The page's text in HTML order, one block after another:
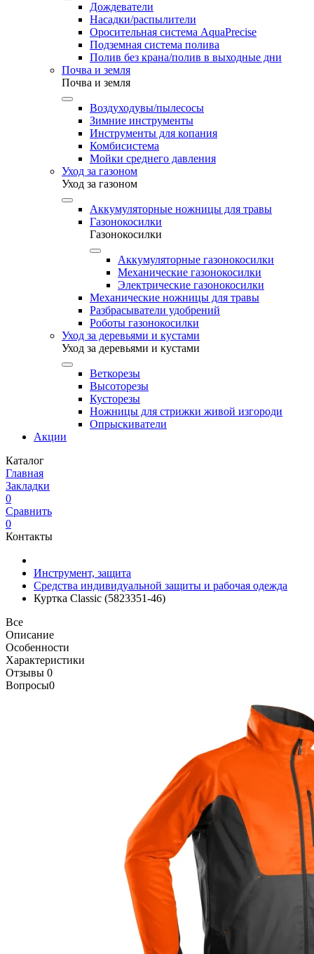
Дождеватели
Насадки/распылители
Оросительная система AquaPrecise
Подземная система полива
Полив без крана/полив в выходные дни
Почва и земля
Почва и земля
Воздуходувы/пылесосы
Зимние инструменты
Инструменты для копания
Комбисистема
Мойки среднего давления
Уход за газоном
Уход за газоном
Аккумуляторные ножницы для травы
Газонокосилки
Газонокосилки
Аккумуляторные газонокосилки
Механические газонокосилки
Электрические газонокосилки
Механические ножницы для травы
Разбрасыватели удобрений
Роботы газонокосилки
Уход за деревьями и кустами
Уход за деревьями и кустами
Веткорезы
Высоторезы
Кусторезы
Ножницы для стрижки живой изгороди
Опрыскиватели
Акции
Каталог
Главная
Закладки
0
Сравнить
0
Контакты
Инструмент, защита
Средства индивидуальной защиты и рабочая одежда
Куртка Classic (5823351-46)
Все
Описание
Особенности
Характеристики
Отзывы 0
Вопросы0